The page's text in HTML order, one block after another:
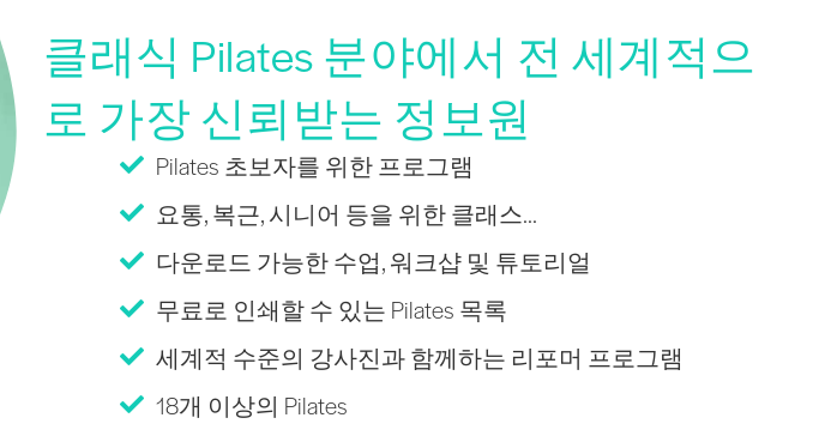
클래식 Pilates 분야에서 전 세계적으
로 가장 신뢰받는 정보원
Pilates 초보자를 위한 프로그램
요통, 복근, 시니어 등을 위한 클래스...
다운로드 가능한 수업, 워크샵 및 튜토리얼
무료로 인쇄할 수 있는 Pilates 목록
세계적 수준의 강사진과 함께하는 리포머 프로그램
18개 이상의 Pilates